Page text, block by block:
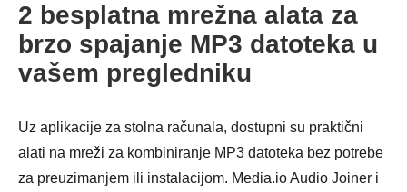
2 besplatna mrežna alata za
brzo spajanje MP3 datoteka u
vašem pregledniku
Uz aplikacije za stolna računala, dostupni su praktični
alati na mreži za kombiniranje MP3 datoteka bez potrebe
za preuzimanjem ili instalacijom. Media.io Audio Joiner i